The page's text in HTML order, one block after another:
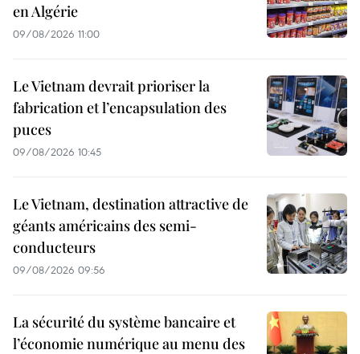
en Algérie
09/08/2026 11:00
Le Vietnam devrait prioriser la
fabrication et l’encapsulation des
puces
09/08/2026 10:45
Le Vietnam, destination attractive de
géants américains des semi-
conducteurs
09/08/2026 09:56
La sécurité du système bancaire et
l’économie numérique au menu des